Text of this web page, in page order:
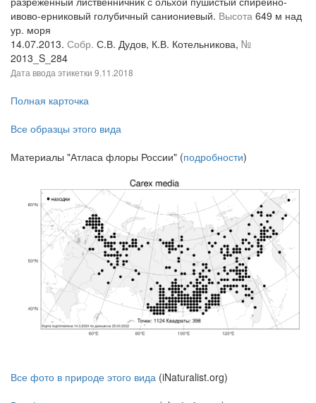
ивово-ерниковый голубичный саниониевый. Высота 649 м над
ур. моря
14.07.2013. Собр. С.В. Дудов, К.В. Котельникова, №
2013_S_284
Дата ввода этикетки 9.11.2018
Полная карточка
Все образцы этого вида
Материалы "Атласа флоры России" (подробности)
Все фото в природе этого вида (iNaturalist.org)